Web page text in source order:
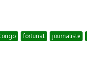
fortunat journaliste